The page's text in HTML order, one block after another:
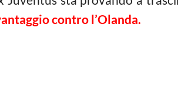
contro l’Olanda.